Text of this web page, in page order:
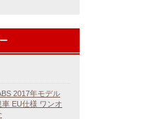
2017年モデル
EU仕様 ワンオ